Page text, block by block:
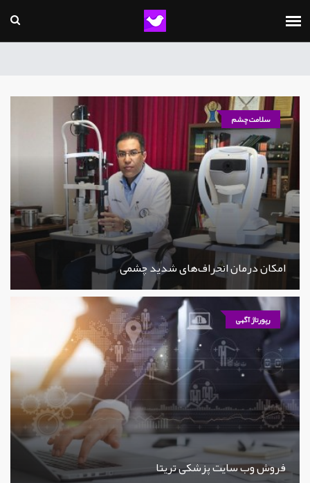
سلامت چشم
امکان درمان انحراف‌های شدید چشمی
رپورتاژ آگهی
فروش وب سایت پزشکی تریتا